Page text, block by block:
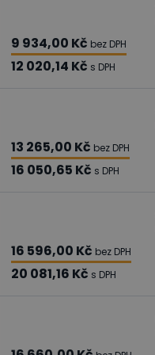
9 934,00 Kč bez DPH
12 020,14 Kč s DPH
13 265,00 Kč bez DPH
16 050,65 Kč s DPH
16 596,00 Kč bez DPH
20 081,16 Kč s DPH